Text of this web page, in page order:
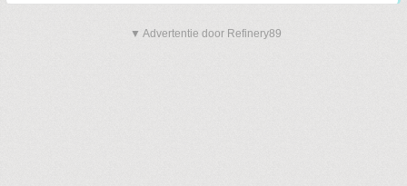
▼ Advertentie door Refinery89